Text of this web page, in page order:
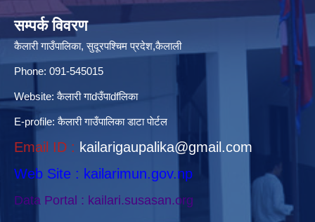
सम्पर्क विवरण
कैलारी गाउँपालिका, सुदूरपश्चिम प्रदेश,कैलाली
Phone: 091-545015
Website:कैलारी गाdउँपाdfलिका
E-profile:कैलारी गाउँपालिका डाटा पाेर्टल
Email ID : kailarigaupalika@gmail.com
Web Site : kailarimun.gov.np
Data Portal : kailari.susasan.org